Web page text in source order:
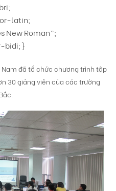
latin;
Roman”;
bidi;}
Nam đã tổ chức chương trình tập
30 giảng viên của các trường